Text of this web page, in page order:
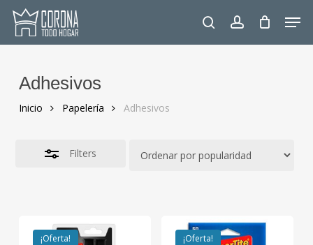
Skip
main
searchaccount
Adhesivos
Inicio Papelería Adhesivos
Filters
¡Oferta! ¡Oferta!
Close
Filters